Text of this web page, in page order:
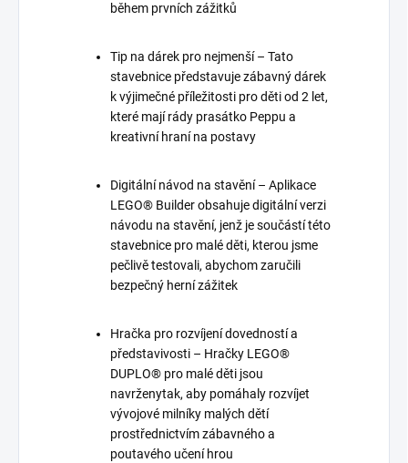
během prvních zážitků
Tip na dárek pro nejmenší – Tato
stavebnice představuje zábavný dárek
k výjimečné příležitosti pro děti od 2 let,
které mají rády prasátko Peppu a
kreativní hraní na postavy
Digitální návod na stavění – Aplikace
LEGO® Builder obsahuje digitální verzi
návodu na stavění, jenž je součástí této
stavebnice pro malé děti, kterou jsme
pečlivě testovali, abychom zaručili
bezpečný herní zážitek
Hračka pro rozvíjení dovedností a
představivosti – Hračky LEGO®
DUPLO® pro malé děti jsou
navrženytak, aby pomáhaly rozvíjet
vývojové milníky malých dětí
prostřednictvím zábavného a
poutavého učení hrou